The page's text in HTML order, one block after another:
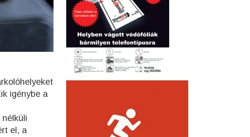
igénybe a
el, a